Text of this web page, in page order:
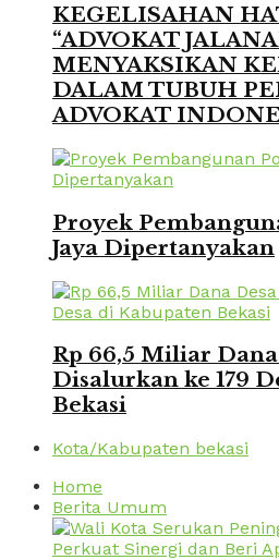
KEGELISAHAN
“ADVOKAT
MENYAKSIKAN
DALAM TUBUH
ADVOKAT
Proyek
Jaya Dipertanyakan
Rp 66,5 Miliar
Disalurkan ke 179
Bekasi
Kota/Kabupaten bekasi
Home
Berita Umum